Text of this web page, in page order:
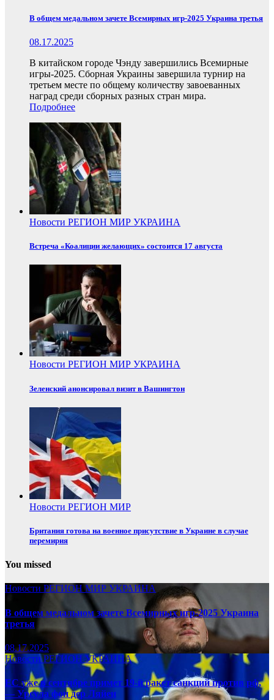
В общем медальном зачете Всемирных игр-2025 Украина третья
08.17.2025
В китайском городе Чэнду завершились Всемирные
игры-2025. Сборная Украины завершила турнир на
третьем месте по общему количеству завоеванных
наград среди сборных разных стран мира.
Подробнее
Новости РЕГИОН МИР УКРАИНА
Встреча «Коалиции желающих» состоится 17 августа
Новости РЕГИОН МИР УКРАИНА
Зеленский анонсировал визит в Вашингтон
Новости РЕГИОН МИР
Британия готова на военное присутствие в Украине в случае
перемирия
You missed
Новости РЕГИОНМИР УКРАИНА
В общем медальном зачете Всемирных игр-2025 Украина
третья
08.17.2025
НовостиРЕГИОНУКРАИНА
ЕС уже в сентябре примет 19-й ракет санкций против рф,
— Урсула фон дер Ляйен